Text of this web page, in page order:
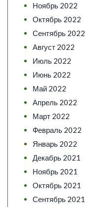
Ноябрь 2022
Октябрь 2022
Сентябрь 2022
Август 2022
Июль 2022
Июнь 2022
Май 2022
Апрель 2022
Март 2022
Февраль 2022
Январь 2022
Декабрь 2021
Ноябрь 2021
Октябрь 2021
Сентябрь 2021